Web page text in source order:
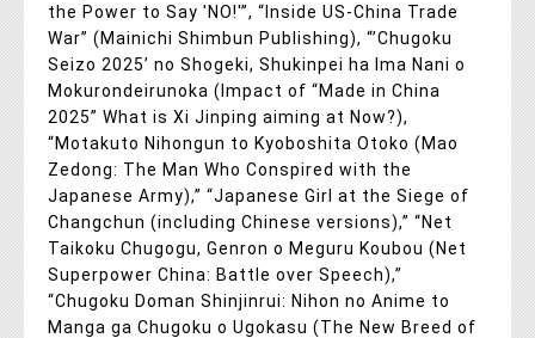
the Power to Say 'NO!'”, “Inside US-China Trade
War” (Mainichi Shimbun Publishing), “’Chugoku
Seizo 2025’ no Shogeki, Shukinpei ha Ima Nani o
Mokurondeirunoka (Impact of “Made in China
2025” What is Xi Jinping aiming at Now?),
“Motakuto Nihongun to Kyoboshita Otoko (Mao
Zedong: The Man Who Conspired with the
Japanese Army),” “Japanese Girl at the Siege of
Changchun (including Chinese versions),” “Net
Taikoku Chugogu, Genron o Meguru Koubou (Net
Superpower China: Battle over Speech),”
“Chugoku Doman Shinjinrui: Nihon no Anime to
Manga ga Chugoku o Ugokasu (The New Breed of